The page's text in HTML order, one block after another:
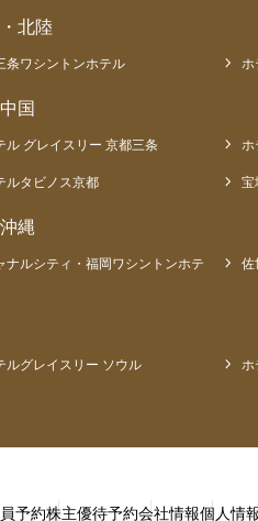
北陸
条ワシントンホテル ホ
国
ル グレイスリー 京都三条 ホ
ルタビノス京都 宝
縄
ナルシティ・福岡ワシントンホテ
佐
ルグレイスリー ソウル ホ
予約株主優待予約会社情報個人情